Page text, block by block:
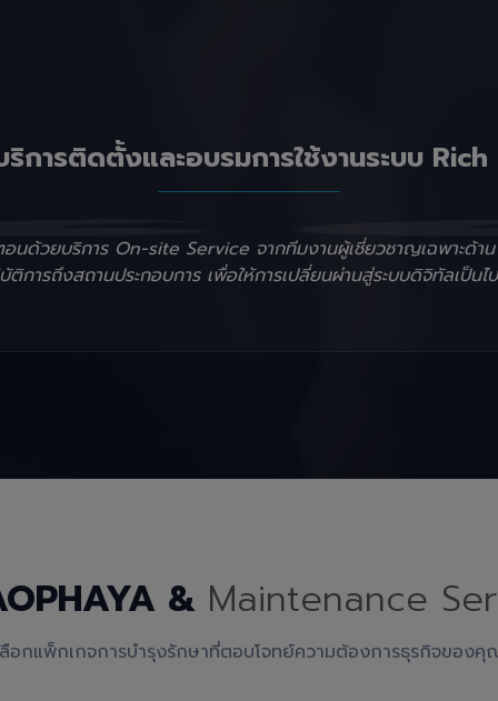
ริการติดตั้งและอบรมการใช้งานระบบ Rich
อนด้วยบริการ On-site Service จากทีมงานผู้เชี่ยวชาญเฉพาะด้า
การถึงสถานประกอบการ เพื่อให้การเปลี่ยนผ่านสู่ระบบดิจิทัลเป็นไ
& Maintenance
อกแพ็กเกจการบำรุงรักษาที่ตอบโจทย์ความต้องการธุรกิจของ